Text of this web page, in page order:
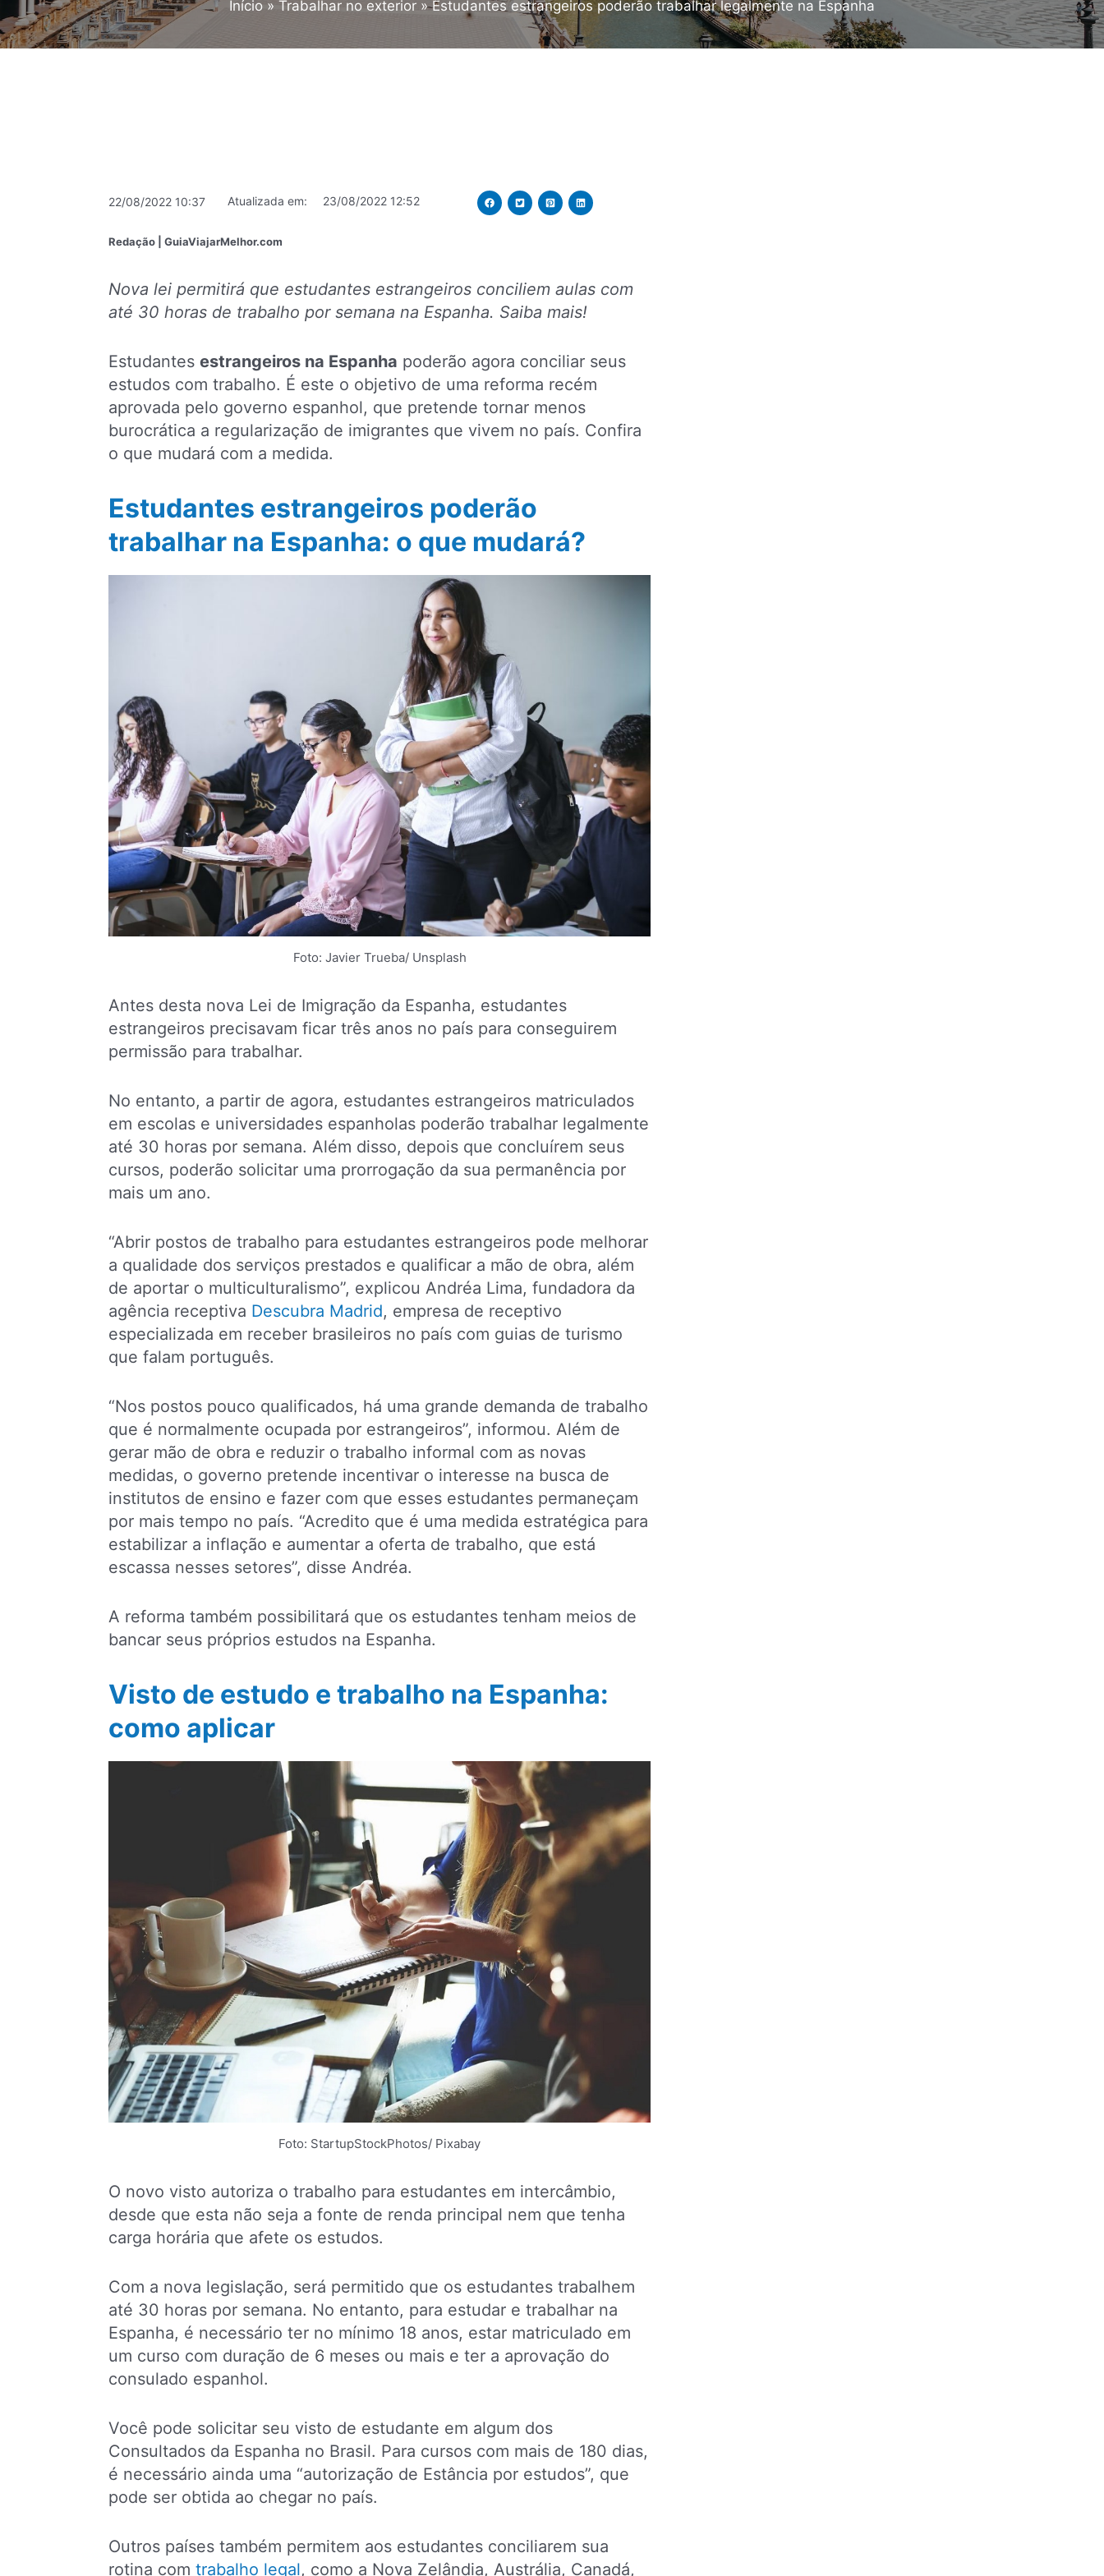
Início Trabalhar no exterior Estudantes estrangeiros poderão trabalhar legalmente na Espanha
22/08/2022 10:37 Atualizada em: 23/08/2022 12:52
Redação | GuiaViajarMelhor.com
Nova lei permitirá que estudantes estrangeiros conciliem aulas com
até 30 horas de trabalho por semana na Espanha. Saiba mais!
Estudantes estrangeiros na Espanha poderão agora conciliar seus
estudos com trabalho. É este o objetivo de uma reforma recém
aprovada pelo governo espanhol, que pretende tornar menos
burocrática a regularização de imigrantes que vivem no país. Confira
o que mudará com a medida.
Estudantes estrangeiros poderão
trabalhar na Espanha: o que mudará?
Foto: Javier Trueba/ Unsplash
Antes desta nova Lei de Imigração da Espanha, estudantes
estrangeiros precisavam ficar três anos no país para conseguirem
permissão para trabalhar.
No entanto, a partir de agora, estudantes estrangeiros matriculados
em escolas e universidades espanholas poderão trabalhar legalmente
até 30 horas por semana. Além disso, depois que concluírem seus
cursos, poderão solicitar uma prorrogação da sua permanência por
mais um ano.
“Abrir postos de trabalho para estudantes estrangeiros pode melhorar
a qualidade dos serviços prestados e qualificar a mão de obra, além
de aportar o multiculturalismo”, explicou Andréa Lima, fundadora da
agência receptiva Descubra Madrid, empresa de receptivo
especializada em receber brasileiros no país com guias de turismo
que falam português.
“Nos postos pouco qualificados, há uma grande demanda de trabalho
que é normalmente ocupada por estrangeiros”, informou. Além de
gerar mão de obra e reduzir o trabalho informal com as novas
medidas, o governo pretende incentivar o interesse na busca de
institutos de ensino e fazer com que esses estudantes permaneçam
por mais tempo no país. “Acredito que é uma medida estratégica para
estabilizar a inflação e aumentar a oferta de trabalho, que está
escassa nesses setores”, disse Andréa.
A reforma também possibilitará que os estudantes tenham meios de
bancar seus próprios estudos na Espanha.
Visto de estudo e trabalho na Espanha:
como aplicar
Foto: StartupStockPhotos/ Pixabay
O novo visto autoriza o trabalho para estudantes em intercâmbio,
desde que esta não seja a fonte de renda principal nem que tenha
carga horária que afete os estudos.
Com a nova legislação, será permitido que os estudantes trabalhem
até 30 horas por semana. No entanto, para estudar e trabalhar na
Espanha, é necessário ter no mínimo 18 anos, estar matriculado em
um curso com duração de 6 meses ou mais e ter a aprovação do
consulado espanhol.
Você pode solicitar seu visto de estudante em algum dos
Consultados da Espanha no Brasil. Para cursos com mais de 180 dias,
é necessário ainda uma “autorização de Estância por estudos”, que
pode ser obtida ao chegar no país.
Outros países também permitem aos estudantes conciliarem sua
rotina com trabalho legal, como a Nova Zelândia, Austrália, Canadá,